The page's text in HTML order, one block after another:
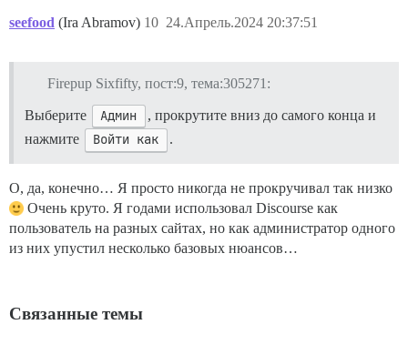
seefood (Ira Abramov) 24.Апрель.2024 20:37:51
10
Firepup Sixfifty, пост:9, тема:305271:
Выберите Админ
, прокрутите вниз до самого конца и
нажмите
Войти как .
О, да, конечно… Я просто никогда не прокручивал так низко
Очень круто. Я годами использовал Discourse как
пользователь на разных сайтах, но как администратор одного
из них упустил несколько базовых нюансов…
Связанные темы